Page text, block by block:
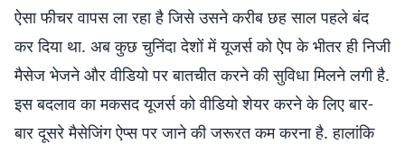
ऐसा फीचर वापस ला रहा है जिसे उसने करीब छह साल पहले बंद
कर दिया था. अब कुछ चुनिंदा देशों में यूजर्स को ऐप के भीतर ही निजी
मैसेज भेजने और वीडियो पर बातचीत करने की सुविधा मिलने लगी है.
इस बदलाव का मकसद यूजर्स को वीडियो शेयर करने के लिए बार-
बार दूसरे मैसेजिंग ऐप्स पर जाने की जरूरत कम करना है. हालांकि